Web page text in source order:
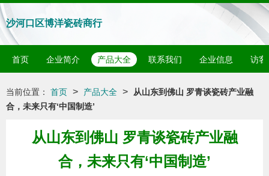
沙河口区博洋瓷砖商行
首页 企业简介 产品大全 联系我们 企业信息 访客
当前位置： 首页 > 产品大全 >
从山东到佛山 罗青谈瓷砖产业融
合，未来只有‘中国制造’
从山东到佛山 罗青谈瓷砖产业融
合，未来只有‘中国制造’